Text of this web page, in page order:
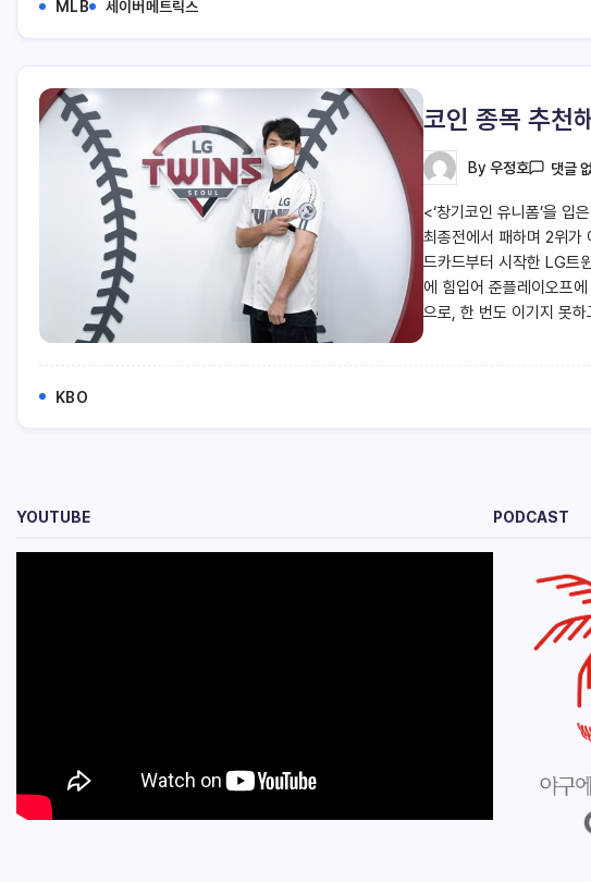
MLB 세이버메트릭스
코인 종목 추천
By 우정호 댓글
<‘창기코인 유니폼’을
최종전에서 패하며 2위가
드카드부터 시작한 LG트
에 힘입어 준플레이오프
으로, 한 번도 이기지 못
KBO
YOUTUBE PODCAST